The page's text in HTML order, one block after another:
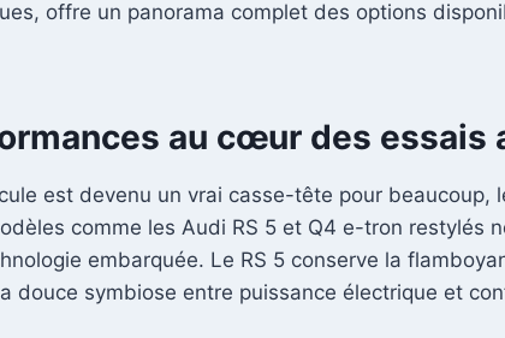
offre un panorama complet des options
au cœur des essais
est devenu un vrai casse-tête pour beaucoup,
comme les Audi RS 5 et Q4 e-tron restylés
embarquée. Le RS 5 conserve la
douce symbiose entre puissance électrique et